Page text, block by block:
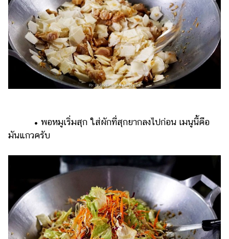
• พอหมูเริ่มสุก ใส่ผักที่สุกยากลงไปก่อน เมนูนี้คือ
มันแกวครับ